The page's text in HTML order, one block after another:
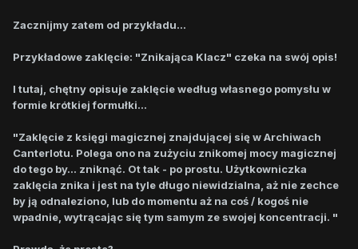
Zacznijmy zatem od przykładu...
Przykładowe zaklęcie: "Znikająca Klacz" czeka na swój opis!
I tutaj, chętny opisuje zaklęcie według własnego pomysłu w
formie krótkiej formułki...
"Zaklęcie z księgi magicznej znajdującej się w Archiwach
Canterlotu. Polega ono na zużyciu znikomej mocy magicznej
do tego by... zniknąć. Ot tak - po prostu. Użytkowniczka
zaklęcia znika i jest na tyle długo niewidzialna, aż nie zechce
by ją odnaleziono, lub do momentu aż na coś / kogoś nie
wpadnie, wytrącając się tym samym ze swojej koncentracji. "